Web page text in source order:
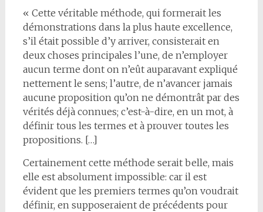
« Cette véritable méthode, qui formerait les
démonstrations dans la plus haute excellence,
s’il était possible d’y arriver, consisterait en
deux choses principales l’une, de n’employer
aucun terme dont on n’eût auparavant expliqué
nettement le sens; l’autre, de n’avancer jamais
aucune proposition qu’on ne démontrât par des
vérités déjà connues; c’est-à-dire, en un mot, à
définir tous les termes et à prouver toutes les
propositions. […]
Certainement cette méthode serait belle, mais
elle est absolument impossible: car il est
évident que les premiers termes qu’on voudrait
définir, en supposeraient de précédents pour